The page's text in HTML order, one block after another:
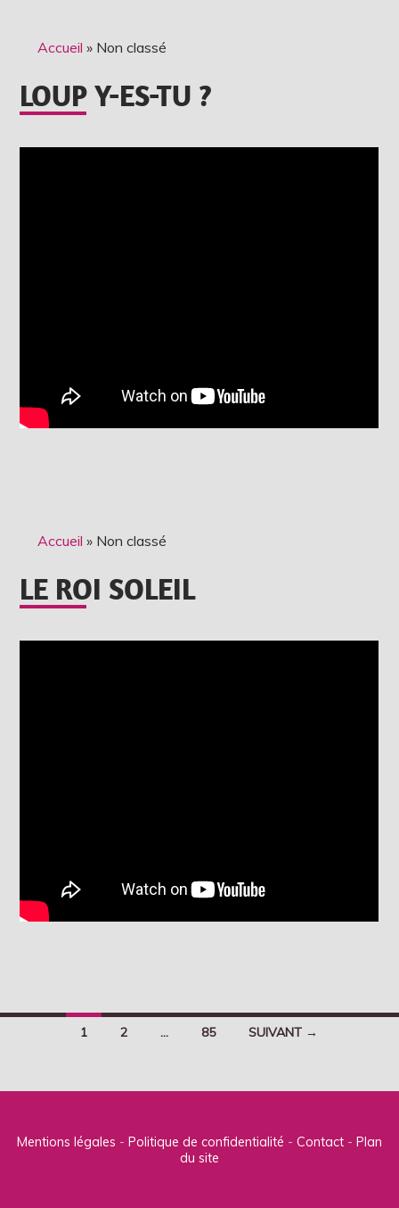
Accueil » Non classé
LOUP Y-ES-TU ?
Accueil » Non classé
LE ROI SOLEIL
des
1 2 … 85 SUIVANT →
Mentions légales Politique de confidentialité Contact
Plan
du site